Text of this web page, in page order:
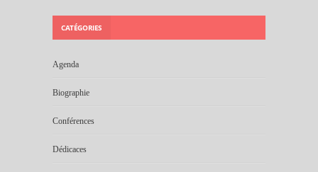
CATÉGORIES
Agenda
Biographie
Conférences
Dédicaces